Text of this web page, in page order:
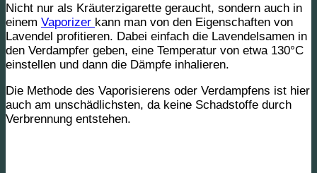
Nicht nur als Kräuterzigarette geraucht, sondern auch in
einem Vaporizer kann man von den Eigenschaften von
Lavendel profitieren. Dabei einfach die Lavendelsamen in
den Verdampfer geben, eine Temperatur von etwa 130°C
einstellen und dann die Dämpfe inhalieren.
Die Methode des Vaporisierens oder Verdampfens ist hier
auch am unschädlichsten, da keine Schadstoffe durch
Verbrennung entstehen.